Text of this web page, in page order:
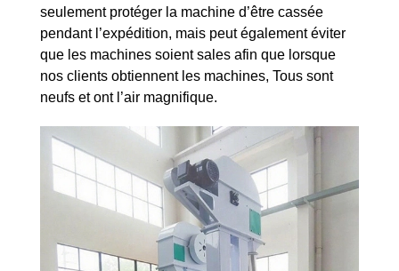
seulement protéger la machine d’être cassée
pendant l’expédition, mais peut également éviter
que les machines soient sales afin que lorsque
nos clients obtiennent les machines, Tous sont
neufs et ont l’air magnifique.